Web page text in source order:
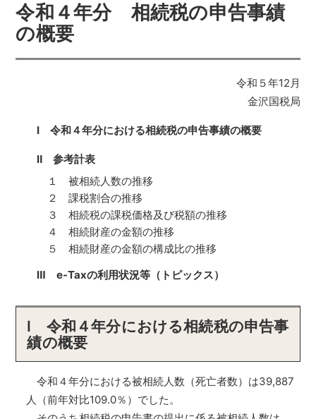
令和４年分 相続税の申告事績
の概要
令和５年12月
金沢国税局
Ⅰ 令和４年分における相続税の申告事績の概要
Ⅱ 参考計表
１ 被相続人数の推移
２ 課税割合の推移
３ 相続税の課税価格及び税額の推移
４ 相続財産の金額の推移
５ 相続財産の金額の構成比の推移
Ⅲ e-Taxの利用状況等（トピックス）
Ⅰ 令和４年分における相続税の申告事
績の概要
令和４年分における被相続人数（死亡者数）は39,887
人（前年対比109.0％）でした。